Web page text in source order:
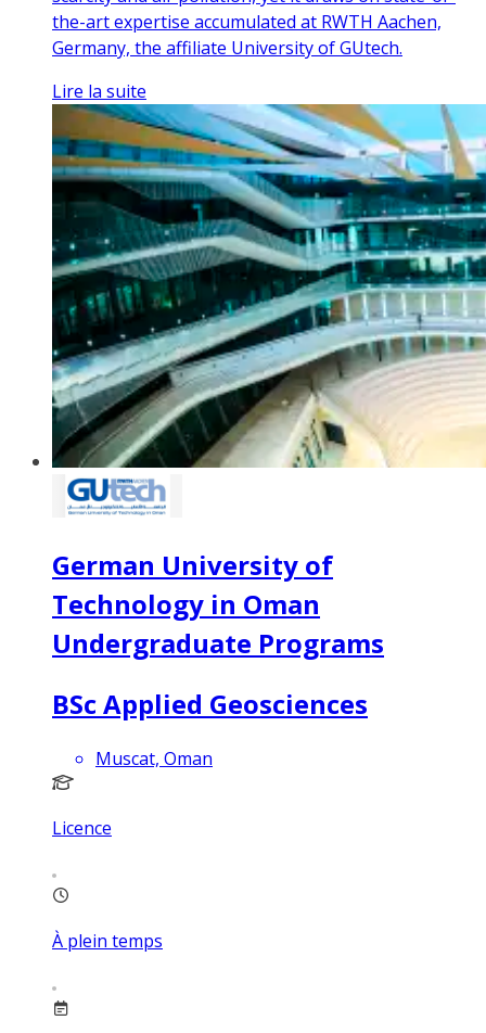
the-art expertise accumulated at RWTH Aachen,
Germany, the affiliate University of GUtech.
Lire la suite
German University of
Technology in Oman
Undergraduate Programs
BSc Applied Geosciences
Muscat, Oman
Licence
À plein temps